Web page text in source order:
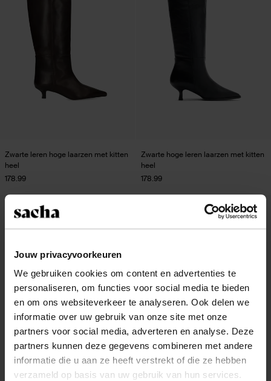
Jouw privacyvoorkeuren
We gebruiken cookies om content en advertenties te
personaliseren, om functies voor social media te bieden
en om ons websiteverkeer te analyseren. Ook delen we
informatie over uw gebruik van onze site met onze
partners voor social media, adverteren en analyse. Deze
partners kunnen deze gegevens combineren met andere
informatie die u aan ze heeft verstrekt of die ze hebben
verzameld op basis van uw gebruik van hun services.
Zwarte leren hoge laarzen met kitten
heel
178.99
Zwarte hoge leren laarzen met kitten
heel
178.99